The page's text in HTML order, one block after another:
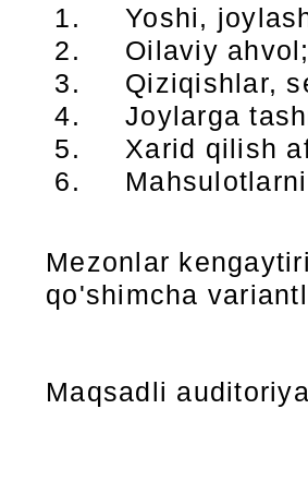
Yoshi,
Oilaviy ahvol;
Qiziqishlar,
Joylarga
Xarid qilish
Mahsulotlarni
Mezonlar
qo'shimcha
Maqsadli